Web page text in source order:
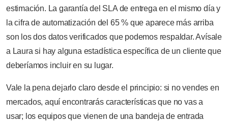
estimación. La garantía del SLA de entrega en el mismo día y
la cifra de automatización del 65 % que aparece más arriba
son los dos datos verificados que podemos respaldar. Avísale
a Laura si hay alguna estadística específica de un cliente que
deberíamos incluir en su lugar.
Vale la pena dejarlo claro desde el principio: si no vendes en
mercados, aquí encontrarás características que no vas a
usar; los equipos que vienen de una bandeja de entrada